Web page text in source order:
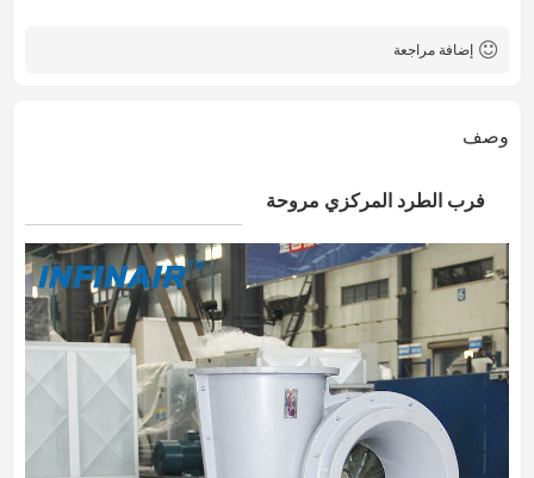
إضافة مراجعة
وصف
فرب الطرد المركزي مروحة